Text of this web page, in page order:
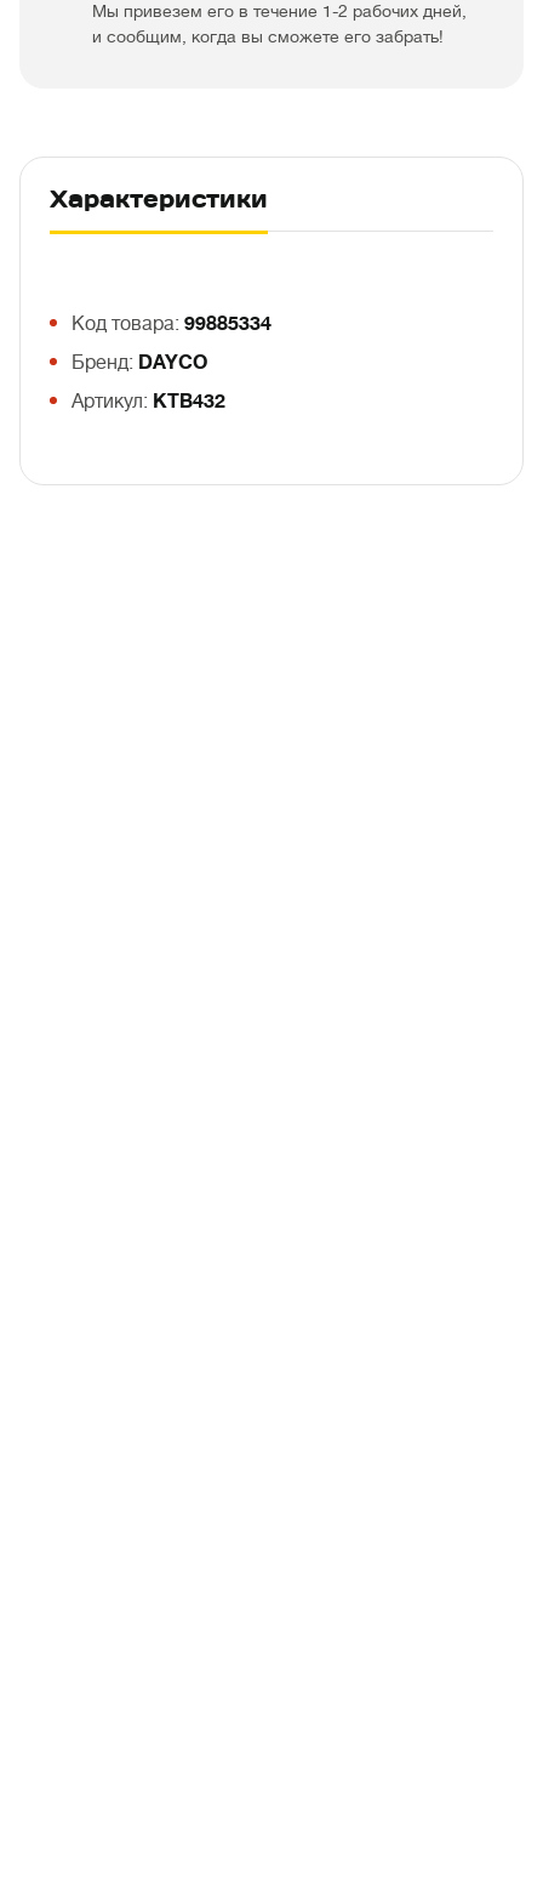
Мы привезем его в течение 1-2 рабочих дней,
и сообщим, когда вы сможете его забрать!
Характеристики
Код товара: 99885334
Бренд: DAYCO
Артикул: KTB432